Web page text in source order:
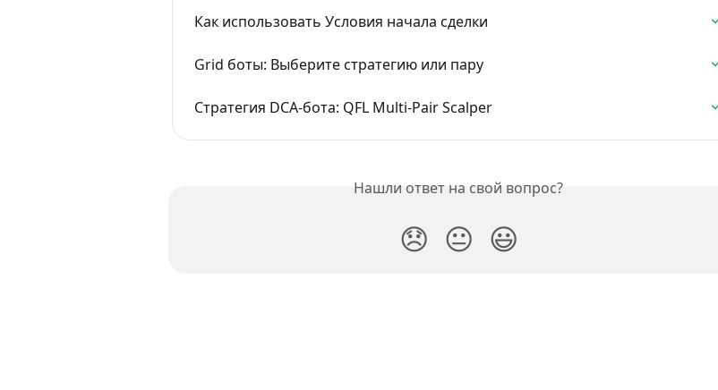
Как использовать Условия начала сделки
Grid боты: Выберите стратегию или пару
Стратегия DCA-бота: QFL Multi-Pair Scalper
Нашли ответ на свой вопрос?
😞 😐 😃